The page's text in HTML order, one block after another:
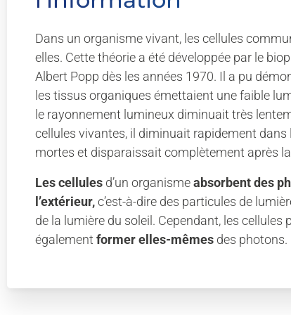
Dans un organisme vivant, les cellules
elles. Cette théorie a été développée par le
Albert Popp dès les années 1970. Il a pu
les tissus organiques émettaient une faible
le rayonnement lumineux diminuait très
cellules vivantes, il diminuait rapidement dans
mortes et disparaissait complètement après
Les cellules d’un organismeabsorbent des
l’extérieur,c’est-à-dire des particules de
de la lumière du soleil. Cependant, les cellules
également former elles-mêmes des photons.